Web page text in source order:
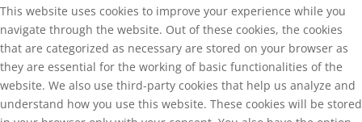
This website uses cookies to improve your experience while you
navigate through the website. Out of these cookies, the cookies
that are categorized as necessary are stored on your browser as
they are essential for the working of basic functionalities of the
website. We also use third-party cookies that help us analyze and
understand how you use this website. These cookies will be stored